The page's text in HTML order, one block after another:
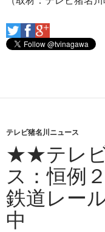
テレビ猪名川ニュース
★★テレビ
ス：恒例
鉄道レー
中